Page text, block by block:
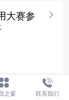
大赛参
五届
圆满落
之窗 联系我们